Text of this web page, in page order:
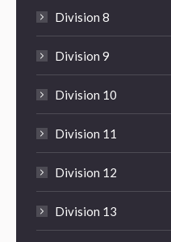
Division 8
Division 9
Division 10
Division 11
Division 12
Division 13